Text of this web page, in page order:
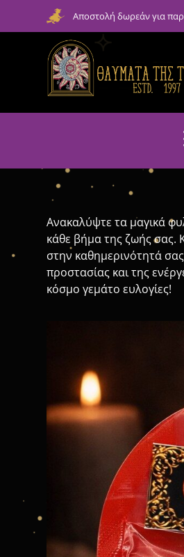
Αποστολή δωρεάν για
Ανακαλύψτε τα μαγικά
κάθε βήμα της ζωής σας.
στην καθημερινότητά
προστασίας και της
κόσμο γεμάτο ευλογίες!